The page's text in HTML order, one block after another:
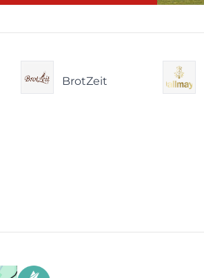
BrotZeit